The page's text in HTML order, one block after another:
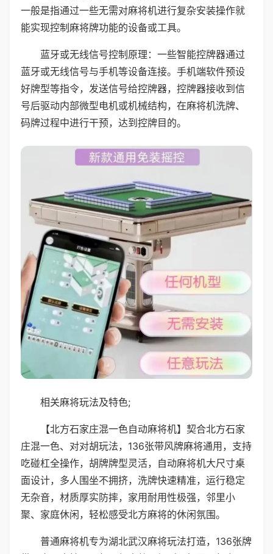
一般是指通过一些无需对麻将机进行复杂安装操作就
能实现控制麻将牌功能的设备或工具。
蓝牙或无线信号控制原理：一些智能控牌器通过
蓝牙或无线信号与手机等设备连接。手机端软件预设
好牌型等指令，发送信号给控牌器，控牌器接收到信
号后驱动内部微型电机或机械结构，在麻将机洗牌、
码牌过程中进行干预，达到控牌目的。
相关麻将玩法及特色;
【北方石家庄混一色自动麻将机】契合北方石家
庄混一色、对对胡玩法，136张带风牌麻将通用，支持
吃碰杠全操作，胡牌牌型灵活，自动麻将机大尺寸桌
面设计，多人围坐不拥挤，洗牌快速精准，运行稳定
无杂音，材质厚实防摔，家用耐用性极强，邻里小
聚、家庭休闲，轻松感受北方麻将的休闲氛围。
普通麻将机专为湖北武汉麻将玩法打造，136张牌